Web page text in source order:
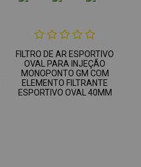
FILTRO DE AR ESPORTIVO
OVAL PARA INJEÇÃO
MONOPONTO GM COM
ELEMENTO FILTRANTE
ESPORTIVO OVAL 40MM